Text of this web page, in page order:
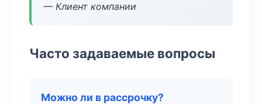
— Клиент компании
Часто задаваемые вопросы
Можно ли в рассрочку?